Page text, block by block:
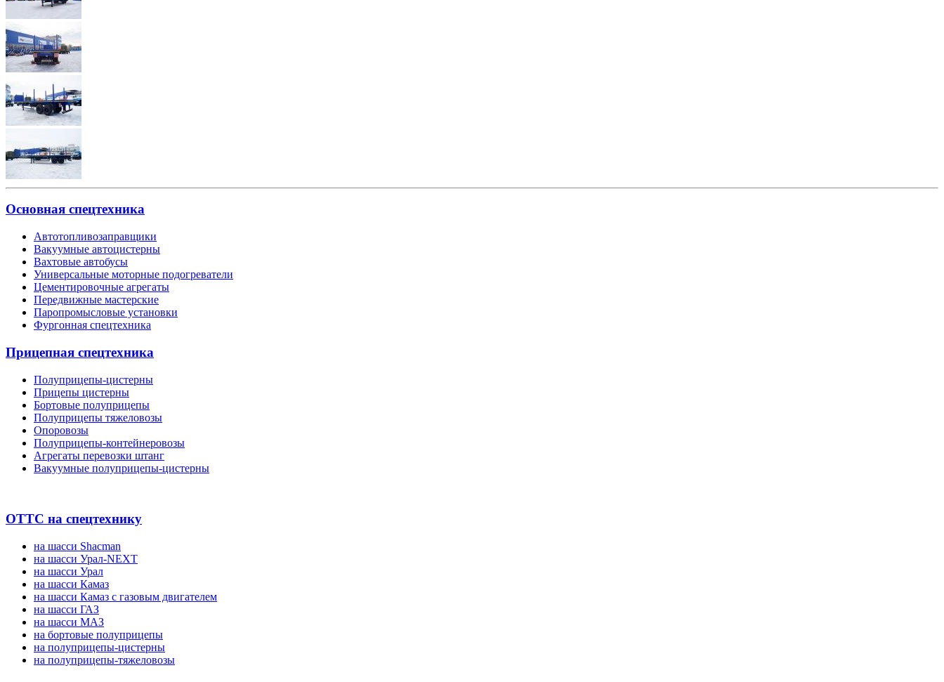
Основная спецтехника
Автотопливозаправщики
Вакуумные автоцистерны
Вахтовые автобусы
Универсальные моторные подогреватели
Цементировочные агрегаты
Передвижные мастерские
Паропромысловые установки
Фургонная спецтехника
Прицепная спецтехника
Полуприцепы-цистерны
Прицепы цистерны
Бортовые полуприцепы
Полуприцепы тяжеловозы
Опоровозы
Полуприцепы-контейнеровозы
Агрегаты перевозки штанг
Вакуумные полуприцепы-цистерны
ОТТС на спецтехнику
на шасси Shacman
на шасси Урал-NEXT
на шасси Урал
на шасси Камаз
на шасси Камаз с газовым двигателем
на шасси ГАЗ
на шасси МАЗ
на бортовые полуприцепы
на полуприцепы-цистерны
на полуприцепы-тяжеловозы